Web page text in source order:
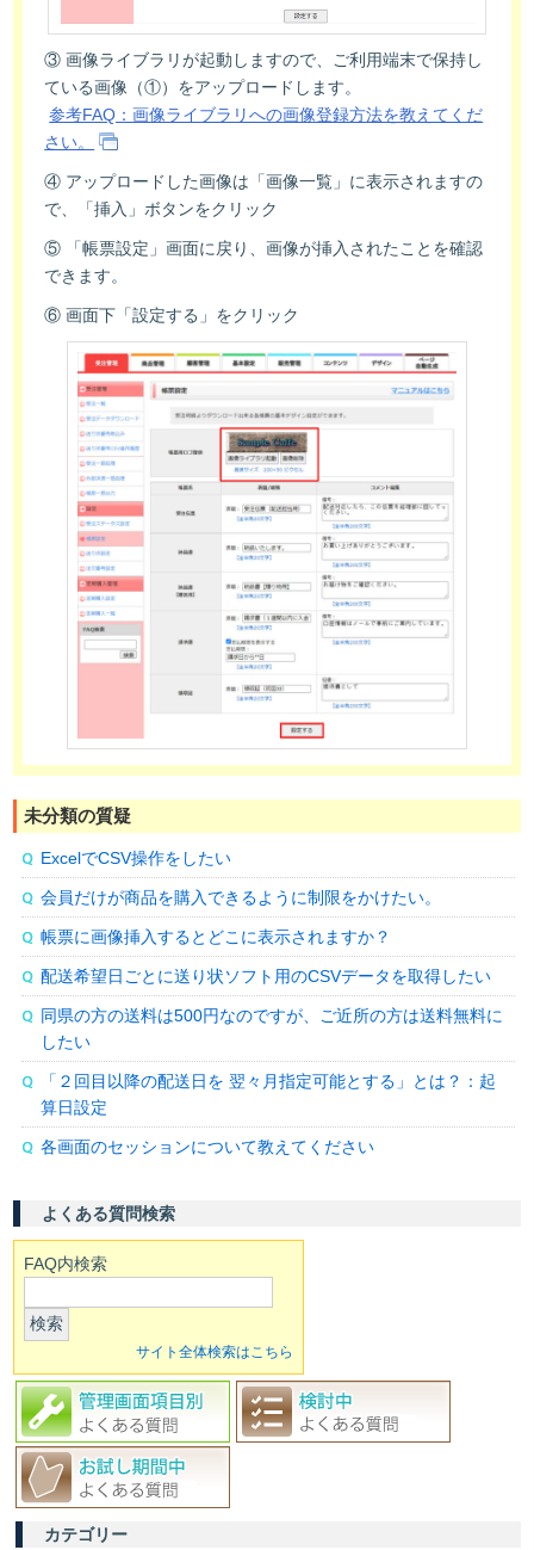
③ 画像ライブラリが起動しますので、ご利用端末で保持し
ている画像（①）をアップロードします。
参考FAQ：画像ライブラリへの画像登録方法を教えてくだ
さい。
④ アップロードした画像は「画像一覧」に表示されますの
で、「挿入」ボタンをクリック
⑤ 「帳票設定」画面に戻り、画像が挿入されたことを確認
できます。
⑥ 画面下「設定する」をクリック
未分類の質疑
ExcelでCSV操作をしたい
会員だけが商品を購入できるように制限をかけたい。
帳票に画像挿入するとどこに表示されますか？
配送希望日ごとに送り状ソフト用のCSVデータを取得したい
同県の方の送料は500円なのですが、ご近所の方は送料無料に
したい
「２回目以降の配送日を 翌々月指定可能とする」とは？：起
算日設定
各画面のセッションについて教えてください
よくある質問検索
FAQ内検索
検索
サイト全体検索はこちら
カテゴリー